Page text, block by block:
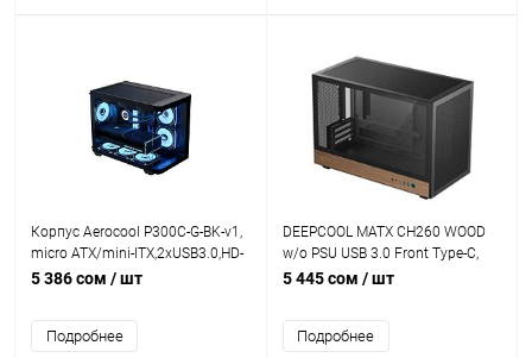
Корпус Aerocool P300C-G-BK-v1,
micro ATX/mini-ITX,2xUSB3.0,HD-
Audio+Mic,Кулер 12см,Высота
450мм,2x3.5”/3x2.5,285x350x420
мм,Без Б/П,Чёрный,Included
5 386 сом / шт
Подробнее
DEEPCOOL MATX CH260 WOOD
w/o PSU USB 3.0 Front Type-C,
Mesh panel
5 445 сом / шт
Подробнее